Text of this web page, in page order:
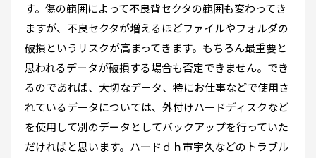
す。傷の範囲によって不良背セクタの範囲も変わってき
ますが、不良セクタが増えるほどファイルやフォルダの
破損というリスクが高まってきます。もちろん最重要と
思われるデータが破損する場合も否定できません。でき
るのであれば、大切なデータ、特にお仕事などで使用さ
れているデータについては、外付けハードディスクなど
を使用して別のデータとしてバックアップを行っていた
だければと思います。ハードｄｈ市宇久などのトラブル